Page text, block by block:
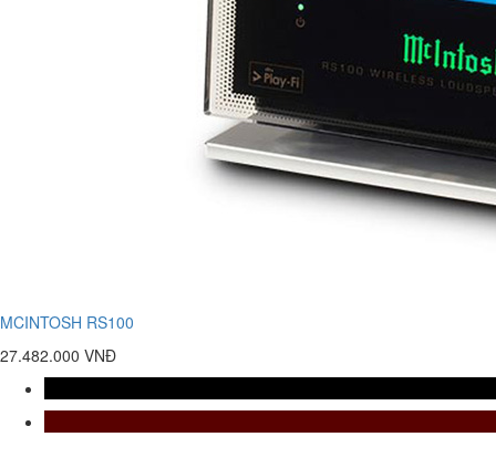
MCINTOSH RS100
27.482.000 VNĐ